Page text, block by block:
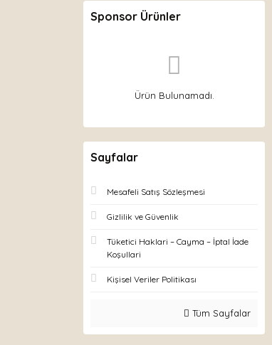
Sponsor Ürünler
Ürün Bulunamadı.
Sayfalar
Mesafeli Satış Sözleşmesi
Gizlilik ve Güvenlik
Tüketici Haklari – Cayma – İptal İade
Koşullari
Kişisel Veriler Politikası
Tüm Sayfalar